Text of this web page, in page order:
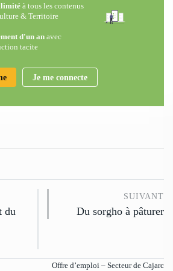
à tous les contenus
& Territoire
d'un an avec
tacite
Je me connecte
du
SUIVANT
Du sorgho à pâturer
Offre d’emploi – Secteur de Cajarc